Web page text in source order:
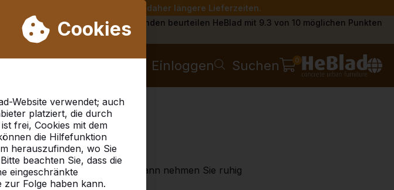
nicht. Bitte berücksichtigen Sie daher längere Lieferzeiten.
Cookies
Website verwendet; auch
platziert, die durch
frei, Cookies mit dem
die Hilfefunktion
herauszufinden, wo Sie
beachten Sie, dass die
eingeschränkte
zur Folge haben kann.
Kunden beurteilen HeBlad mit 9.3 von 10 möglichen Punkten
Einloggen Suchen 0
Ihre Frage ist nicht dabei? Dann nehmen Sie ruhig